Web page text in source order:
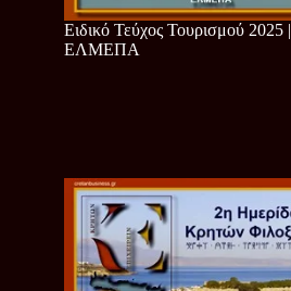
Ειδικό Τεύχος Τουρισμού 2025 |
ΕΛΜΕΠΑ